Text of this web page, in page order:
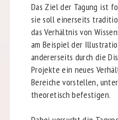
Das Ziel der Tagung ist
sie soll einerseits
das Verhältnis von
am Beispiel der
andererseits durch die
Projekte ein neues
Bereiche vorstellen,
theoretisch befestigen.